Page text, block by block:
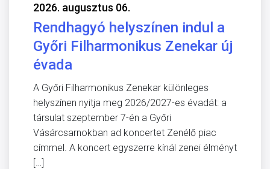
2026. augusztus 06.
Rendhagyó helyszínen indul a
Győri Filharmonikus Zenekar új
évada
A Győri Filharmonikus Zenekar különleges
helyszínen nyitja meg 2026/2027-es évadát: a
társulat szeptember 7-én a Győri
Vásárcsarnokban ad koncertet Zenélő piac
címmel. A koncert egyszerre kínál zenei élményt
[…]